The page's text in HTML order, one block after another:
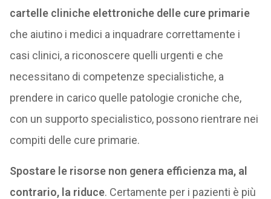
cartelle cliniche elettroniche delle cure primarie
che aiutino i medici a inquadrare correttamente i
casi clinici, a riconoscere quelli urgenti e che
necessitano di competenze specialistiche, a
prendere in carico quelle patologie croniche che,
con un supporto specialistico, possono rientrare nei
compiti delle cure primarie.
Spostare le risorse non genera efficienza ma, al
contrario, la riduce. Certamente per i pazienti è più